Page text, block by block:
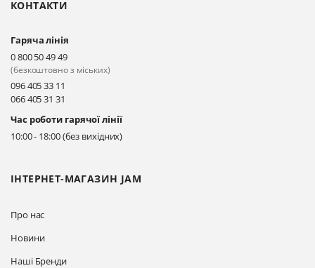
ІНТЕРНЕТ-МАГАЗИН JAM
Про нас
Новини
Наші Бренди
КОНТАКТИ
Гаряча лінія
0 800 50 49 49
(безкоштовно з міських)
096 405 33 11
066 405 31 31
Час роботи гарячої лінії
10:00 - 18:00 (без вихідних)